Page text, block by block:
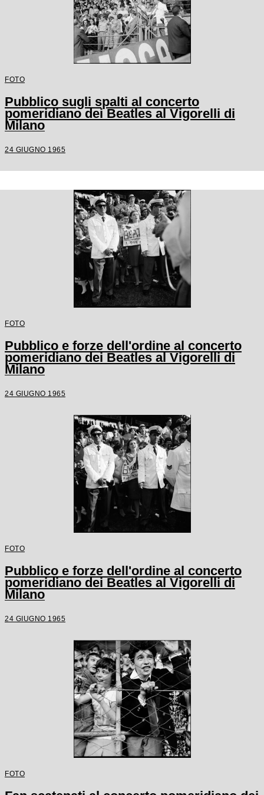
FOTO
Pubblico sugli spalti al concerto
pomeridiano dei Beatles al Vigorelli di
Milano
24 GIUGNO 1965
FOTO
Pubblico e forze dell'ordine al concerto
pomeridiano dei Beatles al Vigorelli di
Milano
24 GIUGNO 1965
FOTO
Pubblico e forze dell'ordine al concerto
pomeridiano dei Beatles al Vigorelli di
Milano
24 GIUGNO 1965
FOTO